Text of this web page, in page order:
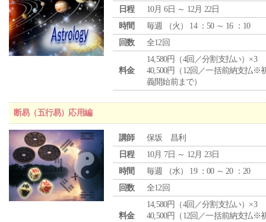
日程
10月 6日 ～ 12月 22日
時間
毎週 （火 ） 14 ：50 ～ 16 ：10
回数
全12回
料金
14,580円（4回／分割支払い）×3
40,500円（12回／一括前納支払※
義開始前まで）
断易（五行易）応用編
講師
保坂 昌利
日程
10月 7日 ～ 12月 23日
時間
毎週 （水） 19 ：00 ～ 20 ：20
回数
全12回
料金
14,580円（4回／分割支払い）×3
40,500円（12回／一括前納支払※